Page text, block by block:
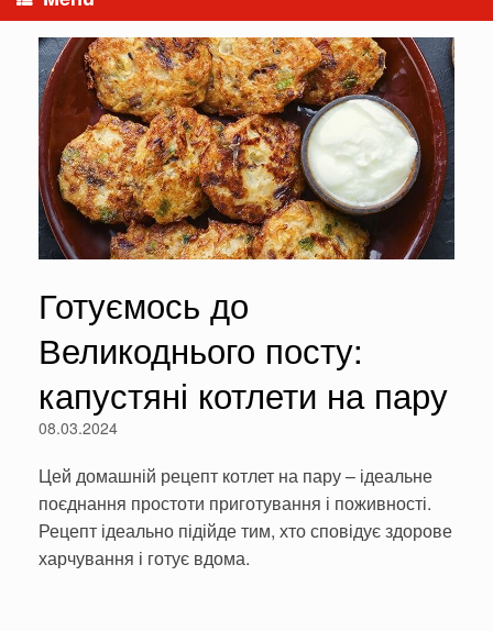
Готуємось до
Великоднього посту:
капустяні котлети на пару
08.03.2024
Цей домашній рецепт котлет на пару – ідеальне
поєднання простоти приготування і поживності.
Рецепт ідеально підійде тим, хто сповідує здорове
харчування і готує вдома.